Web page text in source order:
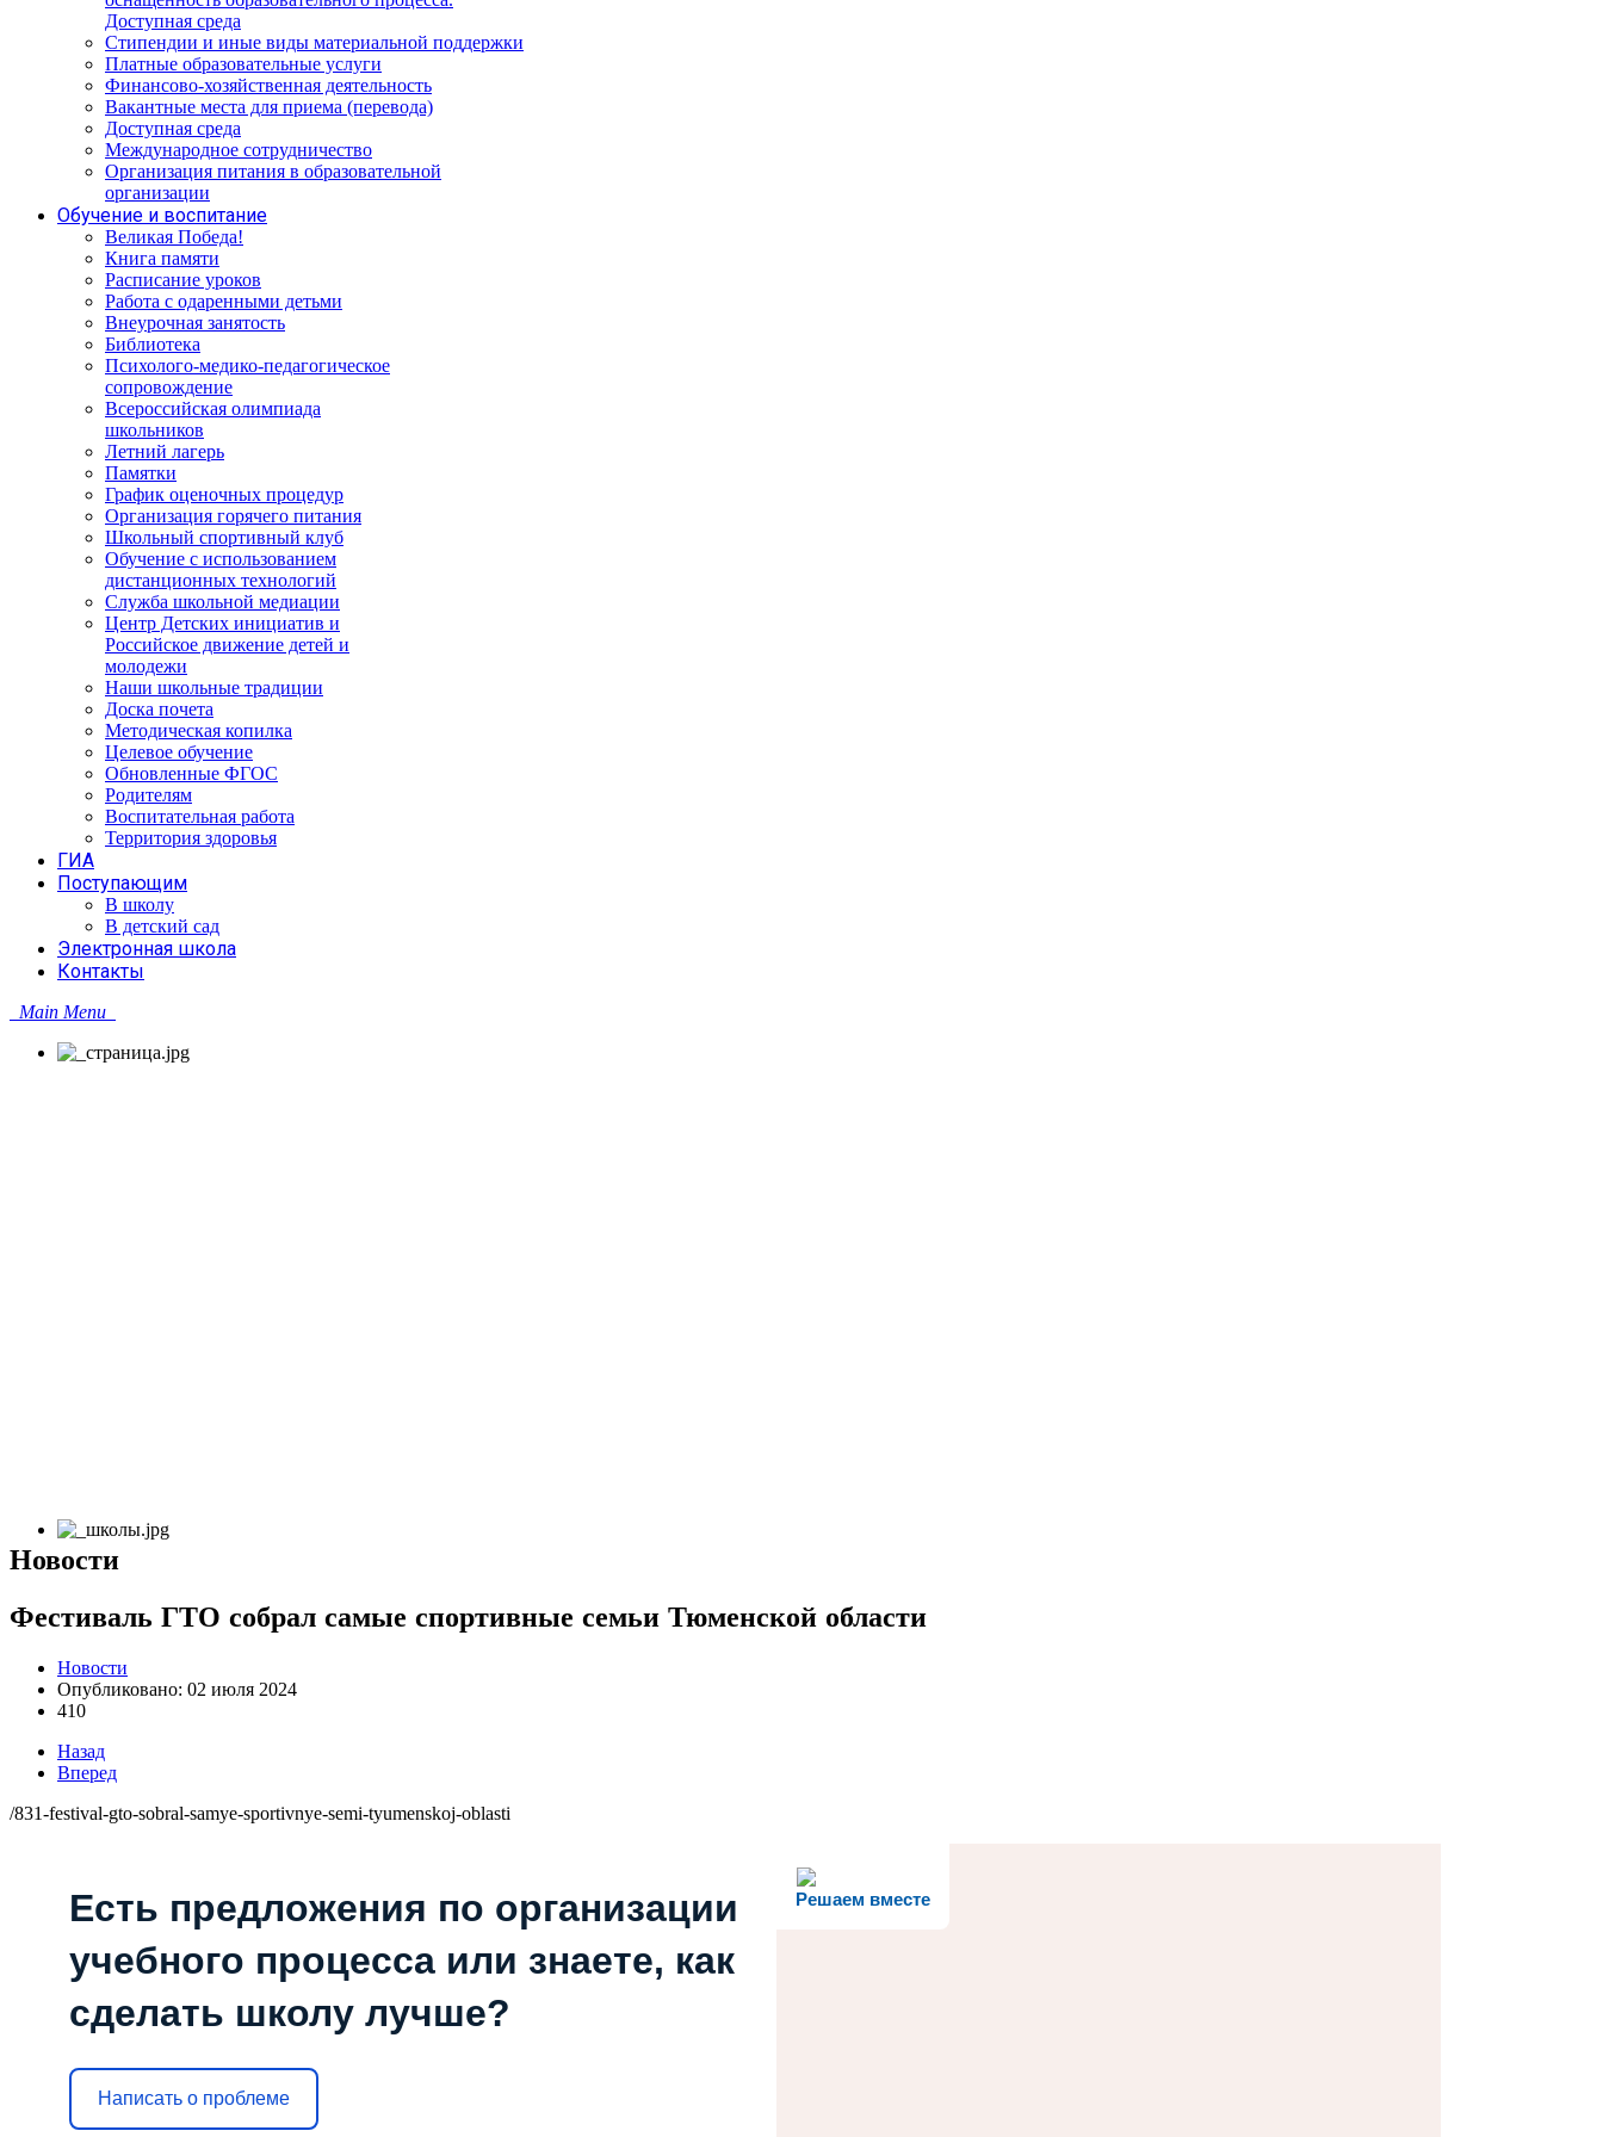
Доступная среда
Стипендии и иные виды материальной поддержки
Платные образовательные услуги
Финансово-хозяйственная деятельность
Вакантные места для приема (перевода)
Доступная среда
Международное сотрудничество
Организация питания в образовательной
организации
Обучение и воспитание
Великая Победа!
Книга памяти
Расписание уроков
Работа с одаренными детьми
Внеурочная занятость
Библиотека
Психолого-медико-педагогическое
сопровождение
Всероссийская олимпиада
школьников
Летний лагерь
Памятки
График оценочных процедур
Организация горячего питания
Школьный спортивный клуб
Обучение с использованием
дистанционных технологий
Служба школьной медиации
Центр Детских инициатив и
Российское движение детей и
молодежи
Наши школьные традиции
Доска почета
Методическая копилка
Целевое обучение
Обновленные ФГОС
Родителям
Воспитательная работа
Территория здоровья
ГИА
Поступающим
В школу
В детский сад
Электронная школа
Контакты
Main Menu
Новости
Фестиваль ГТО собрал самые спортивные семьи Тюменской области
Новости
Опубликовано: 02 июля 2024
410
Назад
Вперед
/831-festival-gto-sobral-samye-sportivnye-semi-tyumenskoj-oblasti
Решаем вместе
Есть предложения по организации
учебного процесса или знаете, как
сделать школу лучше?
Написать о проблеме